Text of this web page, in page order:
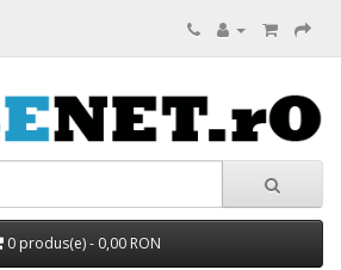
0 produs(e) - 0,00 RON